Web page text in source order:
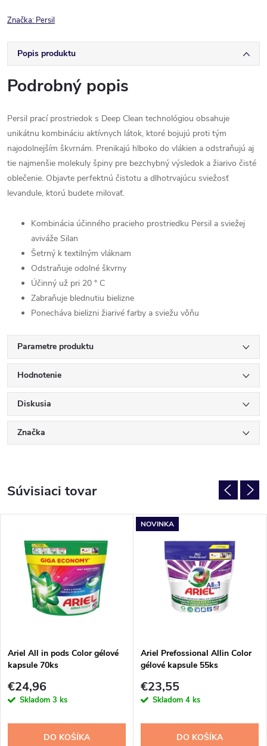
Značka: Persil
Popis produktu
Podrobný popis
Persil prací prostriedok s Deep Clean technológiou obsahuje
unikátnu kombináciu aktívnych látok, ktoré bojujú proti tým
najodolnejším škvrnám. Prenikajú hlboko do vlákien a odstraňujú aj
tie najmenšie molekuly špiny pre bezchybný výsledok a žiarivo čisté
oblečenie. Objavte perfektnú čistotu a dlhotrvajúcu sviežosť
levandule, ktorú budete milovať.
Kombinácia účinného pracieho prostriedku Persil a sviežej
aviváže Silan
Šetrný k textilným vláknam
Odstraňuje odolné škvrny
Účinný už pri 20 ° C
Zabraňuje blednutiu bielizne
Ponecháva bielizni žiarivé farby a sviežu vôňu
Parametre produktu
Hodnotenie
Diskusia
Značka
Súvisiaci tovar
Ariel All in pods Color gélové
kapsule 70ks
€24,96
Skladom 3 ks
DO KOŠÍKA
NOVINKA
Ariel Prefossional Allin Color
gélové kapsule 55ks
€23,55
Skladom 4 ks
DO KOŠÍKA